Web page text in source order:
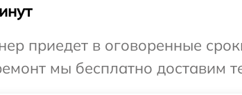
приедет в оговоренные
мы бесплатно доставим